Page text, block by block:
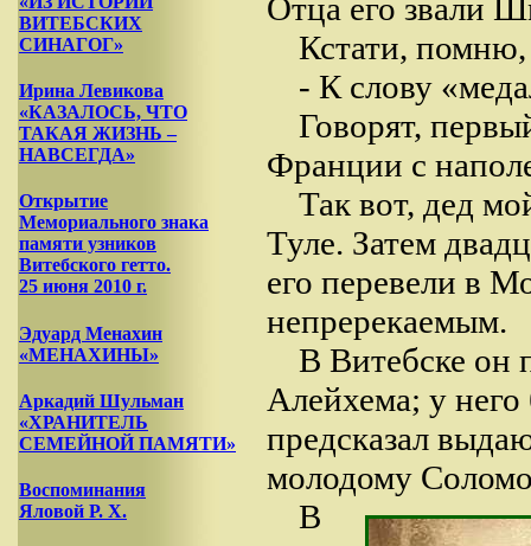
ВИТЕБСКИХ
СИНАГОГ»
Ирина Левикова
«КАЗАЛОСЬ, ЧТО
ТАКАЯ ЖИЗНЬ –
НАВСЕГДА»
Открытие
Мемориального знака
памяти узников
Витебского гетто.
25 июня 2010 г.
Эдуард Менахин
«МЕНАХИНЫ»
Аркадий Шульман
«ХРАНИТЕЛЬ
СЕМЕЙНОЙ ПАМЯТИ»
Воспоминания
Яловой Р. Х.
Отца его звали
Кстати,
- К слову
Говорят,
Франции с
Так вот, дед
Туле. Затем
его перевели в
непререкаемым.
В Витебске он
Алейхема; у
предсказал
молодому
В